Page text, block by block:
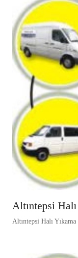
Altıntepsi
Altıntepsi Halı